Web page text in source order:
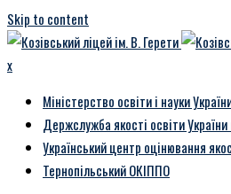
Skip to content
x
Міністерство освіти і науки
Держслужба якості освіти України
Український центр оцінювання
Тернопільський ОКІППО